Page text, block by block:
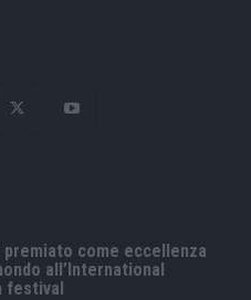
premiato come eccellenza
all’International
festival